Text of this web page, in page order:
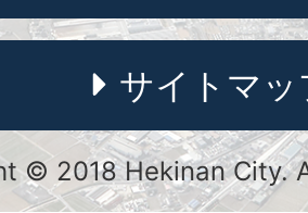
サイトマッ
© 2018 Hekinan City.